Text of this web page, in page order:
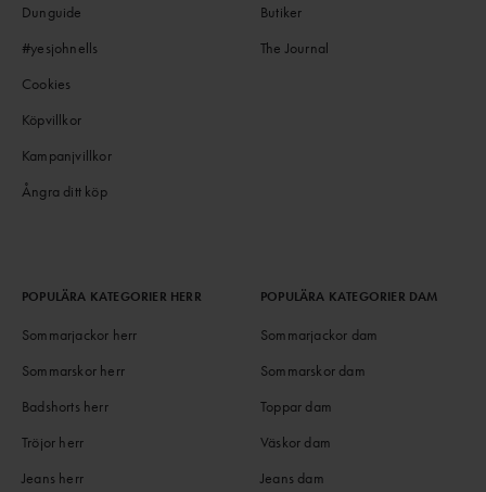
Dunguide
#yesjohnells
Cookies
Köpvillkor
Kampanjvillkor
Ångra ditt köp
Butiker
The Journal
POPULÄRA KATEGORIER HERR
Sommarjackor herr
Sommarskor herr
Badshorts herr
Tröjor herr
Jeans herr
POPULÄRA KATEGORIER DAM
Sommarjackor dam
Sommarskor dam
Toppar dam
Väskor dam
Jeans dam